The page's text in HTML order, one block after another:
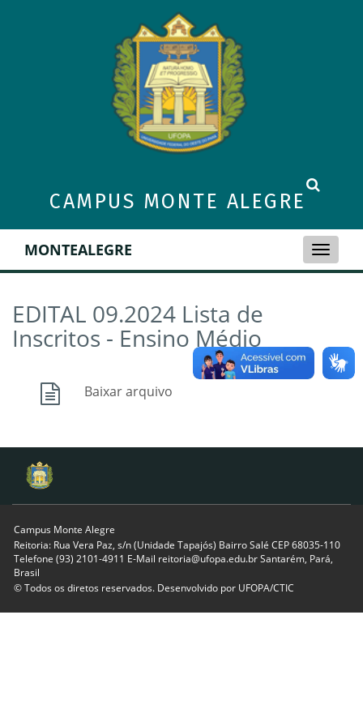
CAMPUS MONTE ALEGRE
Toggle
MONTEALEGRE
EDITAL 09.2024 Lista de
Inscritos - Ensino Médio
Baixar arquivo
Campus Monte Alegre
Reitoria: Rua Vera Paz, s/n (Unidade Tapajós) Bairro Salé CEP 68035-110
Telefone (93) 2101-4911 E-Mail reitoria@ufopa.edu.br Santarém, Pará,
Brasil
© Todos os diretos reservados. Desenvolvido por UFOPA/CTIC